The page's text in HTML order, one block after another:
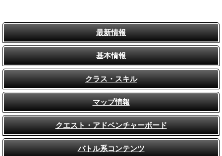
最新情報
基本情報
クラス・スキル
マップ情報
クエスト・アドベンチャーボード
バトル系コンテンツ